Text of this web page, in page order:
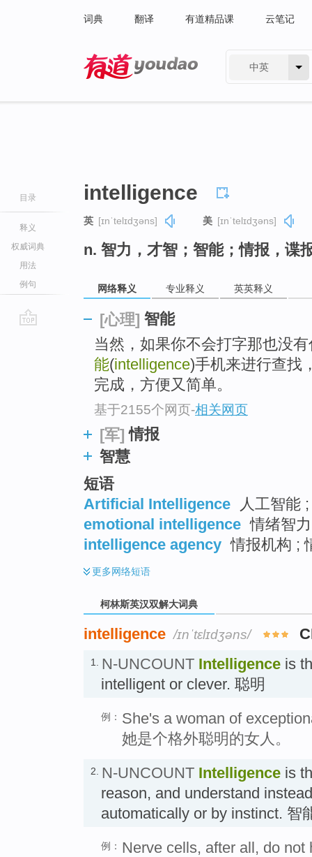
词典 翻译 有道精品课 云笔记
中英
目录
释义
权威词典
用法
例句
intelligence
英 [ɪnˈtelɪdʒəns] 美 [ɪnˈtelɪdʒəns]
n. 智力，才智；智能；情报，谍
网络释义 专业释义 英英释义
[心理] 智能
当然，如果你不会打字那也没
能(intelligence)手机来进行查找
完成，方便又简单。
基于2155个网页-相关网页
[军] 情报
智慧
短语
Artificial Intelligence
人工智能
emotional intelligence 情绪智
intelligence agency 情报机构 ;
更多网络短语
柯林斯英汉双解大词典
intelligence /ɪnˈtɛlɪdʒəns/
1. N-UNCOUNT Intelligence is
intelligent or clever. 聪明
例： She's a woman of
她是个格外聪明的女人。
2. N-UNCOUNT Intelligence is
reason, and understand
automatically or by instinct. 智
例： Nerve cells, after all, do